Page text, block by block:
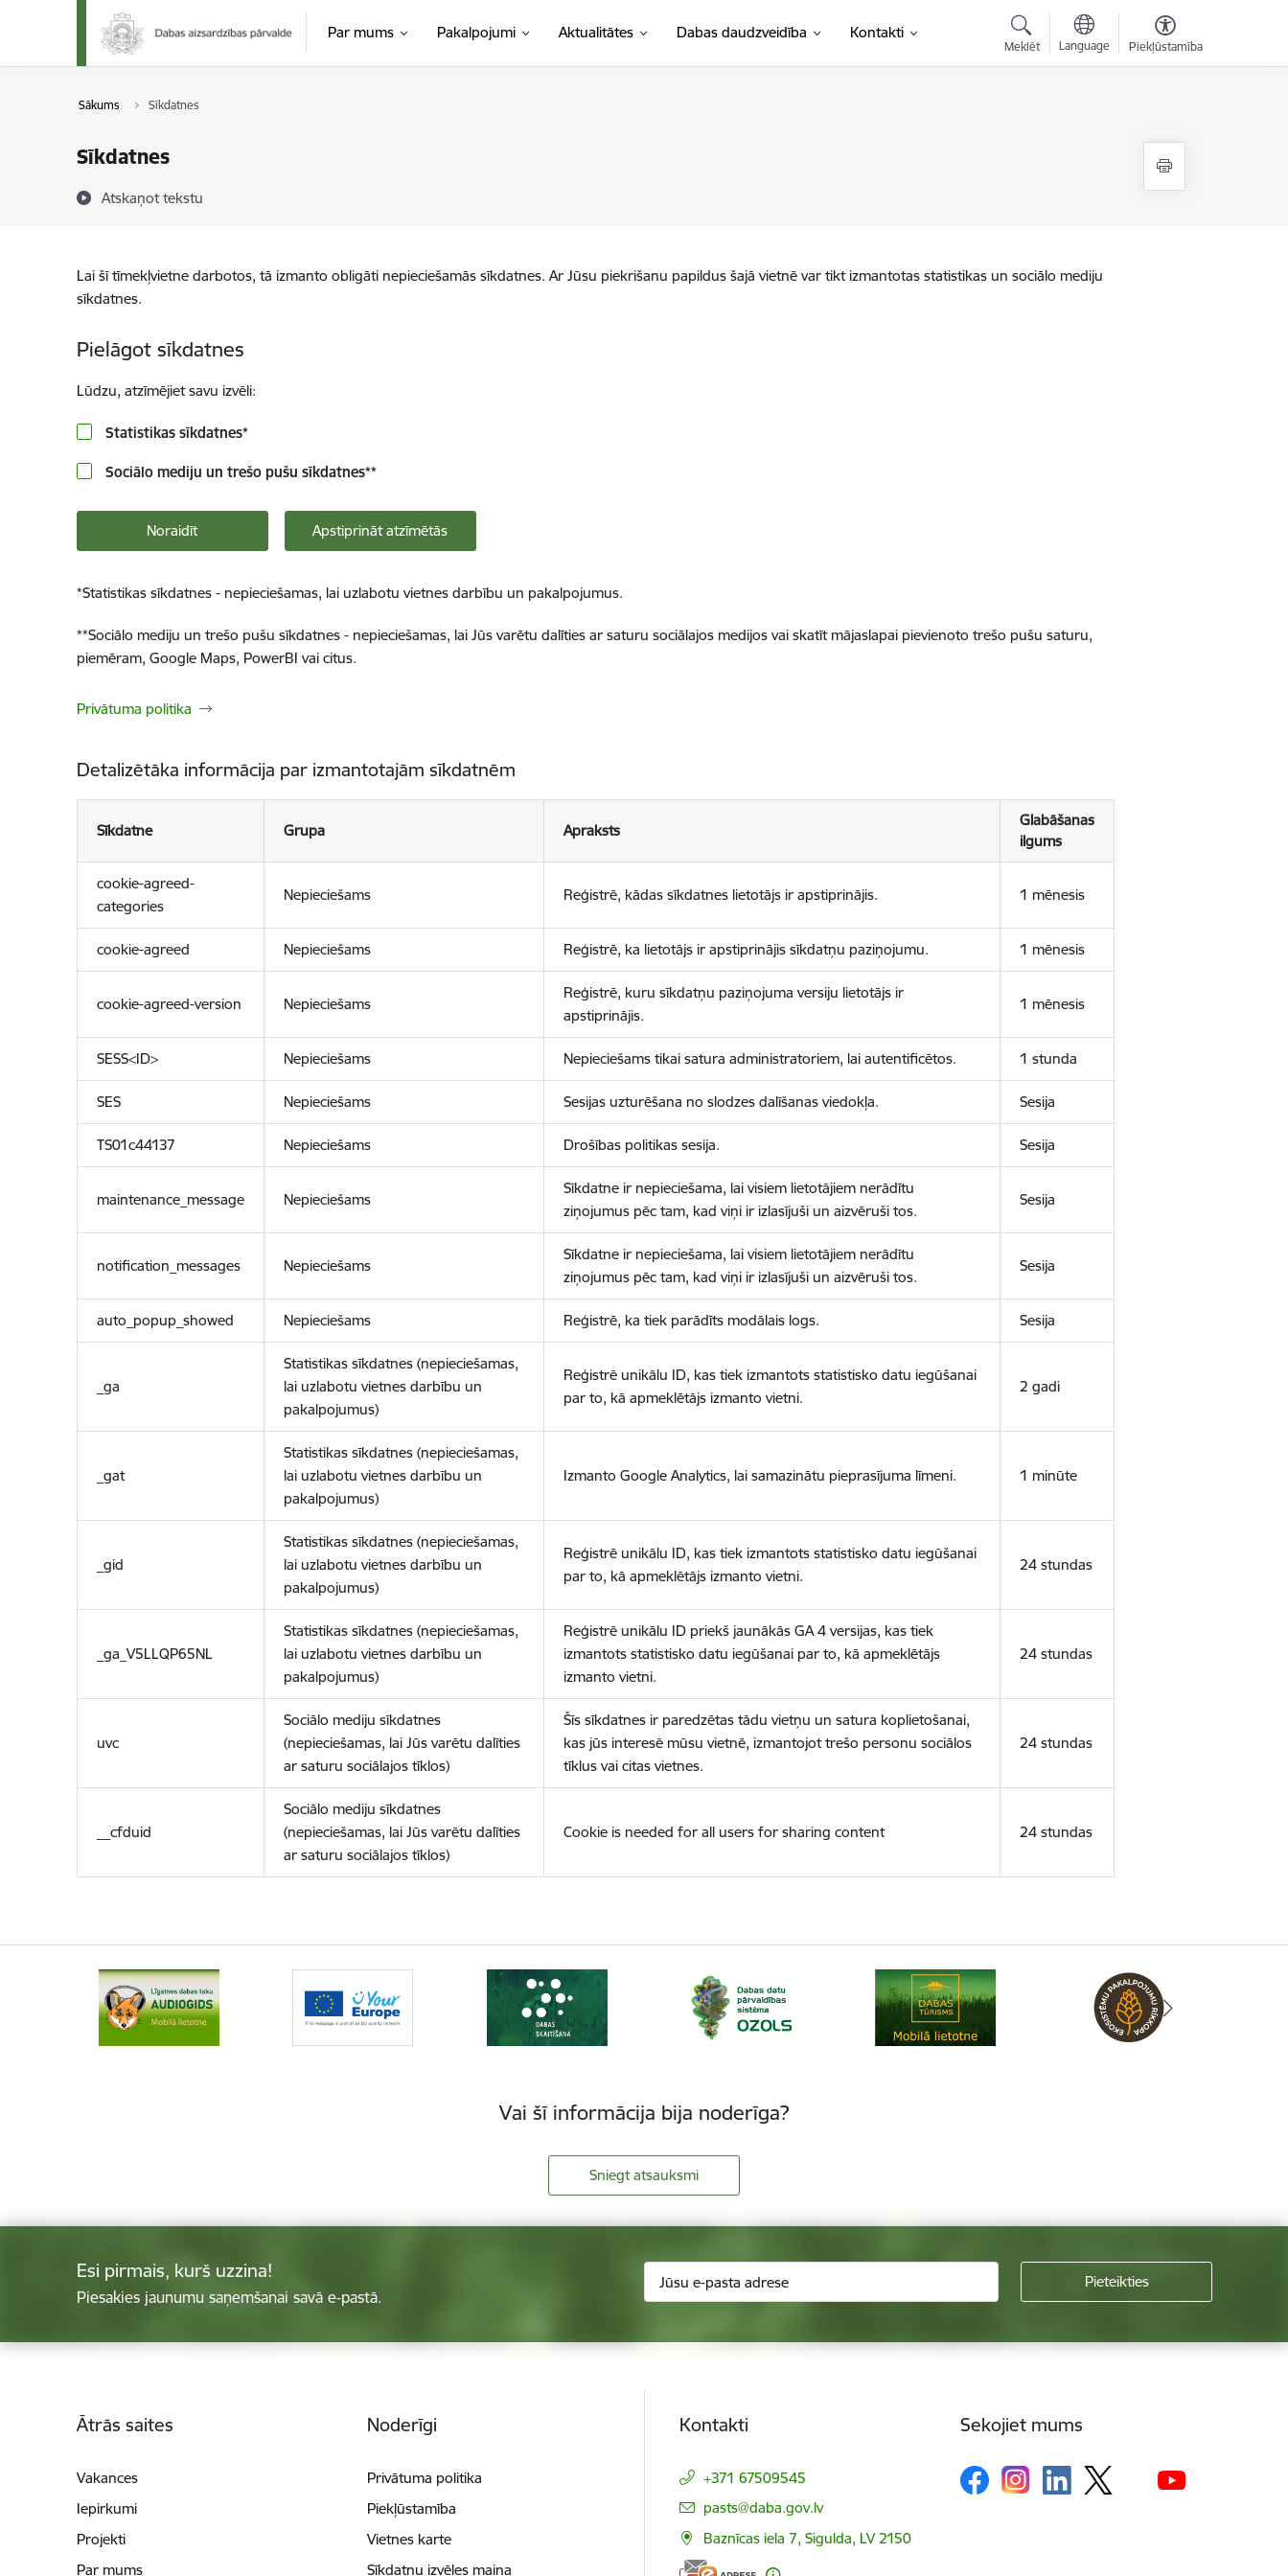
Pāriet uz lapas saturu
Par mums Pakalpojumi Aktualitātes Dabas daudzveidība Kontakti
Meklēt Language Piekļūstamība
Sākums Sīkdatnes
Sīkdatnes
Atskaņot tekstu
Lai šī tīmekļvietne darbotos, tā izmanto obligāti nepieciešamās sīkdatnes. Ar Jūsu piekrišanu papildus šajā vietnē var tikt izmantotas statistikas un sociālo mediju
sīkdatnes.
Pielāgot sīkdatnes
Lūdzu, atzīmējiet savu izvēli:
Statistikas sīkdatnes*
Sociālo mediju un trešo pušu sīkdatnes**
Noraidīt Apstiprināt atzīmētās
*Statistikas sīkdatnes - nepieciešamas, lai uzlabotu vietnes darbību un pakalpojumus.
**Sociālo mediju un trešo pušu sīkdatnes - nepieciešamas, lai Jūs varētu dalīties ar saturu sociālajos medijos vai skatīt mājaslapai pievienoto trešo pušu saturu,
piemēram, Google Maps, PowerBI vai citus.
Privātuma politika
Detalizētāka informācija par izmantotajām sīkdatnēm
Sīkdatne Grupa Apraksts
Glabāšanas
ilgums
cookie-agreed-
categories
Nepieciešams Reģistrē, kādas sīkdatnes lietotājs ir apstiprinājis. 1 mēnesis
cookie-agreed Nepieciešams Reģistrē, ka lietotājs ir apstiprinājis sīkdatņu paziņojumu. 1 mēnesis
cookie-agreed-version Nepieciešams
Reģistrē, kuru sīkdatņu paziņojuma versiju lietotājs ir
apstiprinājis.
1 mēnesis
SESS<ID> Nepieciešams Nepieciešams tikai satura administratoriem, lai autentificētos. 1 stunda
SES Nepieciešams Sesijas uzturēšana no slodzes dalīšanas viedokļa. Sesija
TS01c44137 Nepieciešams Drošības politikas sesija. Sesija
maintenance_message Nepieciešams
Sīkdatne ir nepieciešama, lai visiem lietotājiem nerādītu
ziņojumus pēc tam, kad viņi ir izlasījuši un aizvēruši tos.
Sesija
notification_messages Nepieciešams
Sīkdatne ir nepieciešama, lai visiem lietotājiem nerādītu
ziņojumus pēc tam, kad viņi ir izlasījuši un aizvēruši tos.
Sesija
auto_popup_showed Nepieciešams Reģistrē, ka tiek parādīts modālais logs. Sesija
_ga
Statistikas sīkdatnes (nepieciešamas,
lai uzlabotu vietnes darbību un
pakalpojumus)
Reģistrē unikālu ID, kas tiek izmantots statistisko datu iegūšanai
par to, kā apmeklētājs izmanto vietni.
2 gadi
_gat
Statistikas sīkdatnes (nepieciešamas,
lai uzlabotu vietnes darbību un
pakalpojumus)
Izmanto Google Analytics, lai samazinātu pieprasījuma līmeni. 1 minūte
_gid
Statistikas sīkdatnes (nepieciešamas,
lai uzlabotu vietnes darbību un
pakalpojumus)
Reģistrē unikālu ID, kas tiek izmantots statistisko datu iegūšanai
par to, kā apmeklētājs izmanto vietni.
24 stundas
_ga_V5LLQP65NL
Statistikas sīkdatnes (nepieciešamas,
lai uzlabotu vietnes darbību un
pakalpojumus)
Reģistrē unikālu ID priekš jaunākās GA 4 versijas, kas tiek
izmantots statistisko datu iegūšanai par to, kā apmeklētājs
izmanto vietni.
24 stundas
uvc
Sociālo mediju sīkdatnes
(nepieciešamas, lai Jūs varētu dalīties
ar saturu sociālajos tīklos)
Šīs sīkdatnes ir paredzētas tādu vietņu un satura koplietošanai,
kas jūs interesē mūsu vietnē, izmantojot trešo personu sociālos
tīklus vai citas vietnes.
24 stundas
__cfduid
Sociālo mediju sīkdatnes
(nepieciešamas, lai Jūs varētu dalīties
ar saturu sociālajos tīklos)
Cookie is needed for all users for sharing content 24 stundas
Vai šī informācija bija noderīga?
Sniegt atsauksmi
Esi pirmais, kurš uzzina!
Piesakies jaunumu saņemšanai savā e-pastā.
Ātrās saites
Vakances
Iepirkumi
Projekti
Par mums
Noderīgi
Privātuma politika
Piekļūstamība
Vietnes karte
Sīkdatņu izvēles maiņa
Kontakti
+371 67509545
E-pasts:
pasts@daba.gov.lv
Baznīcas iela 7, Sigulda, LV 2150
Sekojiet mums